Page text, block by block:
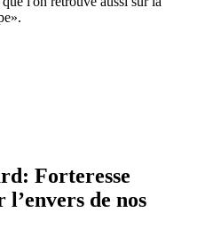
Forteresse
de nos